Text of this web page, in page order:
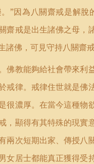
”因為八關齋戒是解
齋戒是出生諸佛之母
諸佛，可見守持八關齋
佛教能夠給社會帶來
戒律。戒律住世就是
很濃厚。在當今這種
，顯得有其特殊的現
兩次短期出家、傳授
女居士都能真正獲得